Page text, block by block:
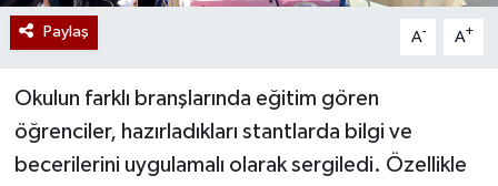
Paylaş A- A+
Okulun farklı branşlarında eğitim gören
öğrenciler, hazırladıkları stantlarda bilgi ve
becerilerini uygulamalı olarak sergiledi. Özellikle